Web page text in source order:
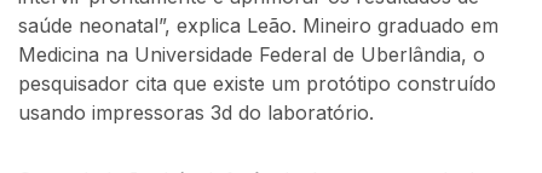
saúde neonatal”, explica Leão. Mineiro graduado em
Medicina na Universidade Federal de Uberlândia, o
pesquisador cita que existe um protótipo construído
usando impressoras 3d do laboratório.